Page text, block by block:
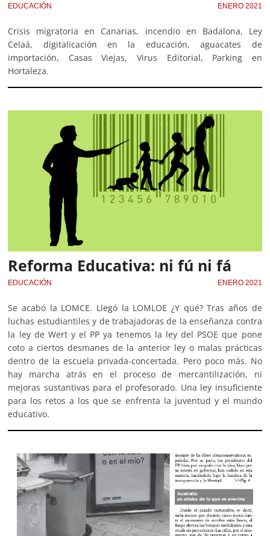
EDUCACIÓN ENERO 2021
Crisis migratoria en Canarias, incendio en Badalona, Ley
Celaá, digitalicación en la educación, aguacates de
importación, Casas Viejas, Virus Editorial, Parking en
Hortaleza.
Reforma Educativa: ni fú ni fá
EDUCACIÓN ENERO 2021
Se acabó la LOMCE. Llegó la LOMLOE ¿Y qué? Tras años de
luchas estudiantiles y de trabajadoras de la enseñanza contra
la ley de Wert y el PP ya tenemos la ley del PSOE que pone
coto a ciertos desmanes de la anterior ley o malas prácticas
dentro de la escuela privada-concertada. Pero poco más. No
hay marcha atrás en el proceso de mercantilización, ni
mejoras sustantivas para el profesorado. Una ley insuficiente
para los retos a los que se enfrenta la juventud y el mundo
educativo.